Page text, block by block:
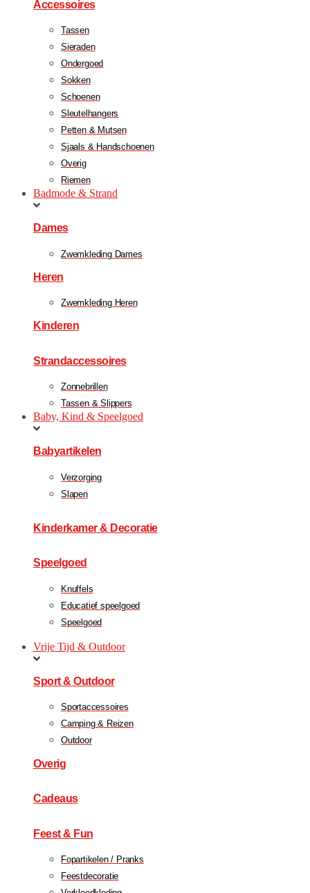
Accessoires
Tassen
Sieraden
Ondergoed
Sokken
Schoenen
Sleutelhangers
Petten & Mutsen
Sjaals & Handschoenen
Overig
Riemen
Badmode & Strand
Dames
Zwemkleding Dames
Heren
Zwemkleding Heren
Kinderen
Strandaccessoires
Zonnebrillen
Tassen & Slippers
Baby, Kind & Speelgoed
Babyartikelen
Verzorging
Slapen
Kinderkamer & Decoratie
Speelgoed
Knuffels
Educatief speelgoed
Speelgoed
Vrije Tijd & Outdoor
Sport & Outdoor
Sportaccessoires
Camping & Reizen
Outdoor
Overig
Cadeaus
Feest & Fun
Fopartikelen / Pranks
Feestdecoratie